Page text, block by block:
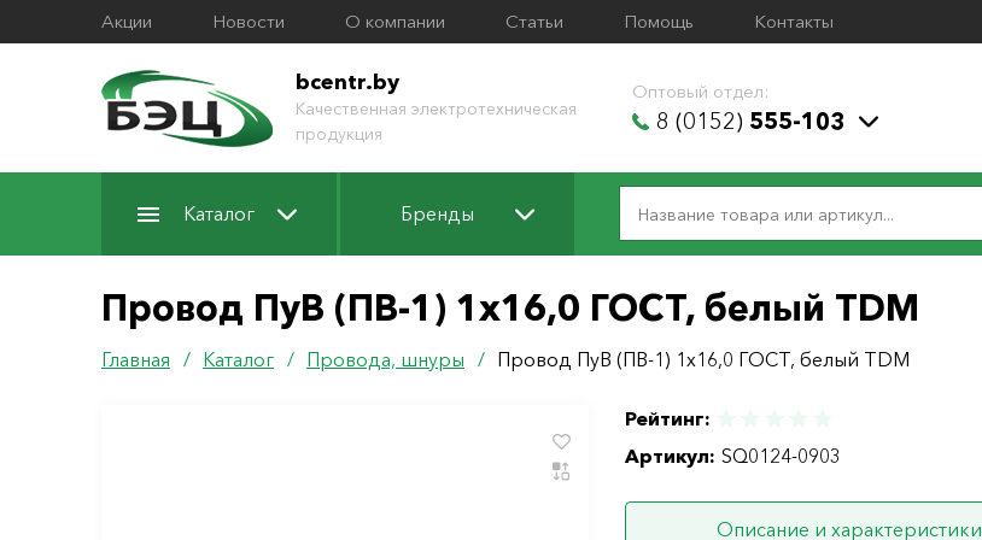
Акции Новости О компании Статьи Помощь Контакты
bcentr.by
Качественная электротехническая
продукция
Оптовый отдел:
8 (0152) 555-103
Каталог Бренды
Провод ПуВ (ПВ-1) 1х16,0 ГОСТ, белый TDM
Главная / Каталог / Провода, шнуры / Провод ПуВ (ПВ-1) 1х16,0 ГОСТ, белый TDM
Рейтинг:
Артикул: SQ0124-0903
Описание и характеристики